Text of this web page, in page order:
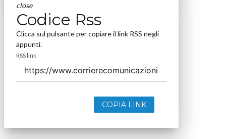
close
Codice Rss
Clicca sul pulsante per copiare il link RSS negli
appunti.
RSS link
COPIA LINK